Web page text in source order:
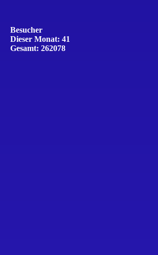
Besucher
Dieser Monat: 41
Gesamt: 262078